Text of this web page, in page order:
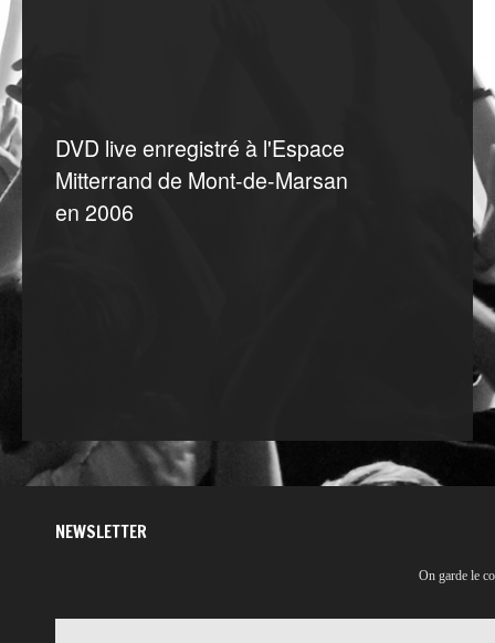
DVD live enregistré à l'Espace
Mitterrand de Mont-de-Marsan
en 2006
NEWSLETTER
On garde le